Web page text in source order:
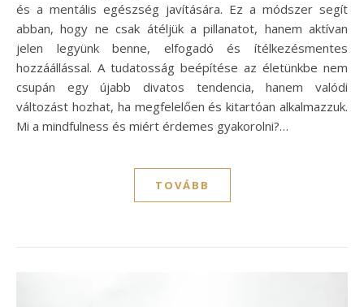
és a mentális egészség javítására. Ez a módszer segít
abban, hogy ne csak átéljük a pillanatot, hanem aktívan
jelen legyünk benne, elfogadó és ítélkezésmentes
hozzáállással. A tudatosság beépítése az életünkbe nem
csupán egy újabb divatos tendencia, hanem valódi
változást hozhat, ha megfelelően és kitartóan alkalmazzuk.
Mi a mindfulness és miért érdemes gyakorolni?…
TOVÁBB